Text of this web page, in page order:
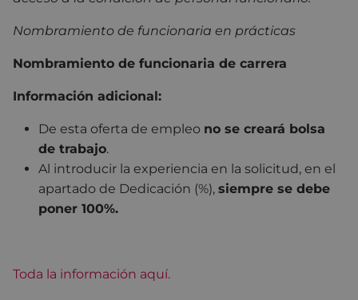
Nombramiento de funcionaria en prácticas
Nombramiento de funcionaria de carrera
Información adicional:
De esta oferta de empleo no se creará bolsa
de trabajo.
Al introducir la experiencia en la solicitud, en el
apartado de Dedicación (%), siempre se debe
poner 100%.
Toda la información aquí.